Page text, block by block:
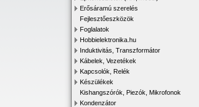
Erősáramú szerelés
Fejlesztőeszközök
Foglalatok
Hobbielektronika.hu
Induktivitás, Transzformátor
Kábelek, Vezetékek
Kapcsolók, Relék
Készülékek
Kishangszórók, Piezók, Mikrofonok
Kondenzátor